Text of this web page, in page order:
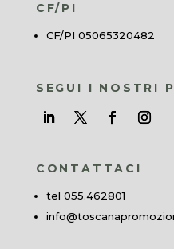
CF/PI
CF/PI 05065320482
SEGUI I NOSTRI
CONTATTACI
tel 055.462801